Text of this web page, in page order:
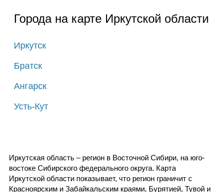
Города на карте Иркутской области
Иркутск
Братск
Ангарск
Усть-Кут
Иркутская область – регион в Восточной Сибири, на юго-
востоке Сибирского федерального округа. Карта
Иркутской области показывает, что регион граничит с
Красноярским и Забайкальским краями, Бурятией, Тувой и